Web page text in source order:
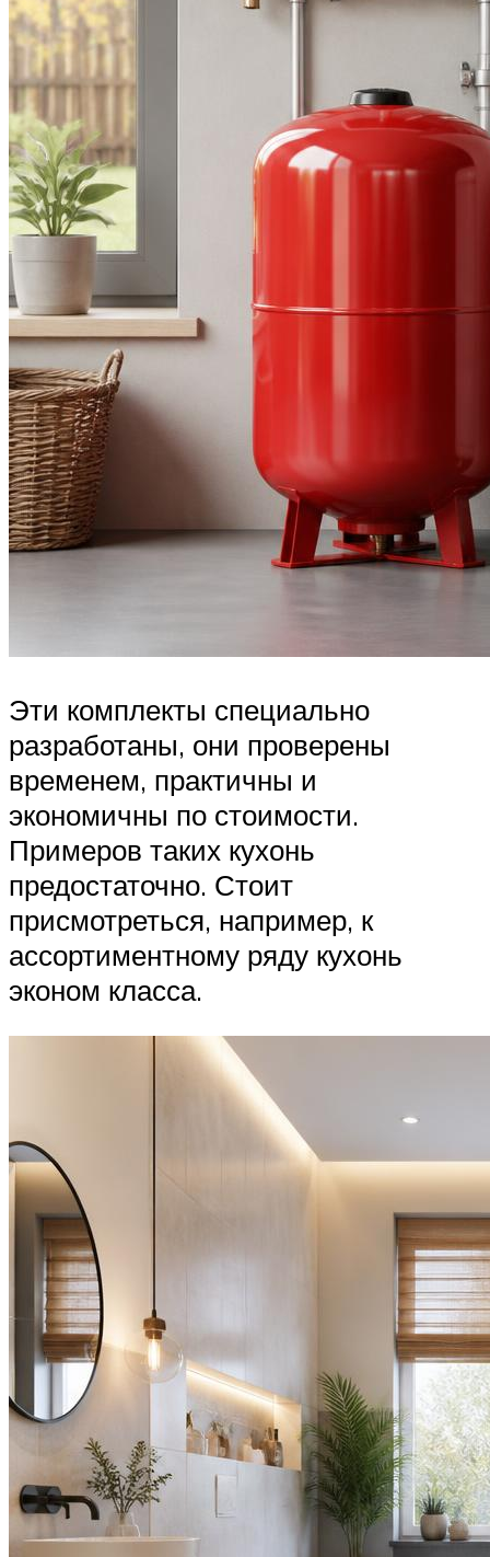
Эти комплекты специально
разработаны, они проверены
временем, практичны и
экономичны по стоимости.
Примеров таких кухонь
предостаточно. Стоит
присмотреться, например, к
ассортиментному ряду кухонь
эконом класса.